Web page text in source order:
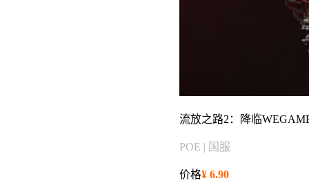
流放之路2：降临
POE | 国服
价格¥ 6.90